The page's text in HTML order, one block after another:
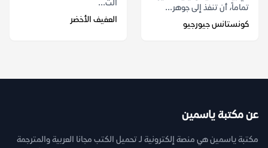
تماماً، أن تنفذ إلى جوهر...
كونستانس جيورجيو
الت...
العفيف الأخضر
عن مكتبة ياسمين
مكتبة ياسمين هي منصة إلكترونية لـ تحميل الكتب مجانا العربية والمترجمة